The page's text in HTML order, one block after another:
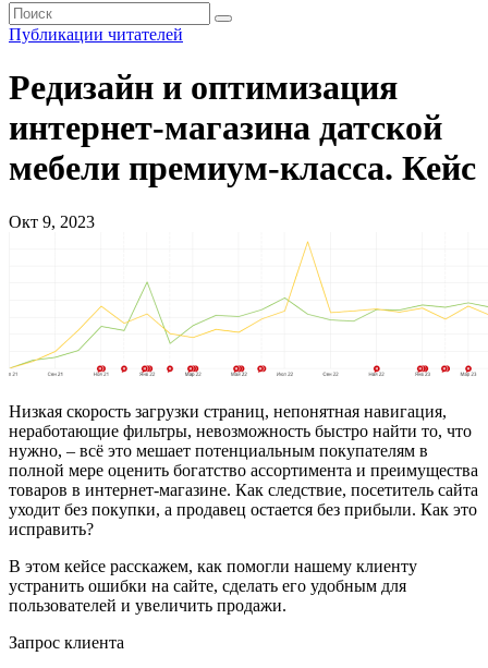
Публикации читателей
Редизайн и оптимизация
интернет-магазина датской
мебели премиум-класса. Кейс
Окт 9, 2023
Низкая скорость загрузки страниц, непонятная навигация,
неработающие фильтры, невозможность быстро найти то, что
нужно, – всё это мешает потенциальным покупателям в
полной мере оценить богатство ассортимента и преимущества
товаров в интернет-магазине. Как следствие, посетитель сайта
уходит без покупки, а продавец остается без прибыли. Как это
исправить?
В этом кейсе расскажем, как помогли нашему клиенту
устранить ошибки на сайте, сделать его удобным для
пользователей и увеличить продажи.
Запрос клиента